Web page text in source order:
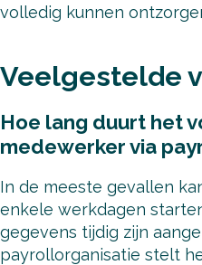
volledig kunnen
Veelgestelde
Hoe lang duurt het
medewerker via
In de meeste gevallen
enkele werkdagen
gegevens tijdig zijn
payrollorganisatie stelt